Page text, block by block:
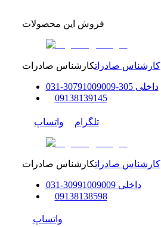
فروش این محصولات
کارشناس صادراتکارشناس صادرات
داخلی305-307
91009009
-
031
09138139145
تلگرام واتساپ
کارشناس صادراتکارشناس صادرات
داخلی 30991009009
-
031
09138138598
واتساپ